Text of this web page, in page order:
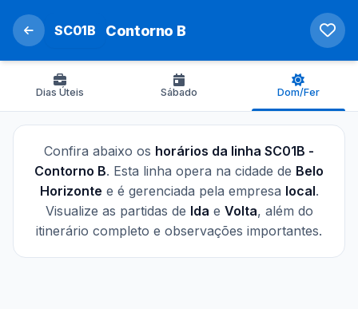
SC01B Contorno B
Dias Úteis Sábado Dom/Fer
Confira abaixo os horários da linha SC01B -
Contorno B. Esta linha opera na cidade de Belo
Horizonte e é gerenciada pela empresa local.
Visualize as partidas de Ida e Volta, além do
itinerário completo e observações importantes.